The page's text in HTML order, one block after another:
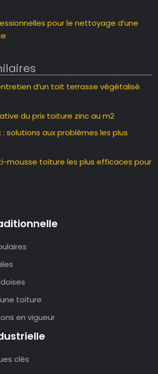
pour le nettoyage d’une
d’un toit terrasse végétalisé
du prix toiture zinc au m2
solutions aux problèmes les plus
mousse toiture les plus efficaces pour
toiture
en vigueur
clés